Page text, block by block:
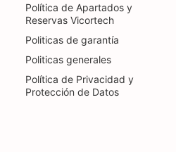
Política de Apartados y
Reservas Vicortech
Politicas de garantía
Politicas generales
Política de Privacidad y
Protección de Datos